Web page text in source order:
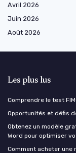
Avril 2026
Juin 2026
Août 2026
Les plus lus
Comprendre le test
Opportunités et défis
Obtenez un modèle
Word pour optimiser
Comment acheter une